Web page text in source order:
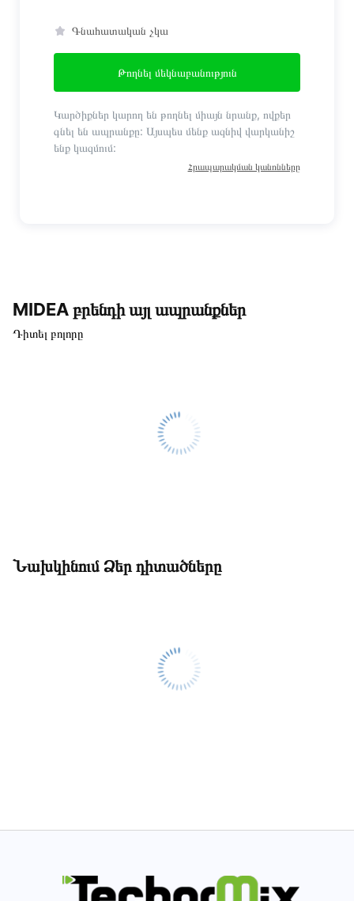
Գնահատական չկա
Թողնել մեկնաբանություն
Կարծիքներ կարող են թողնել միայն նրանք, ովքեր
գնել են ապրանքը: Այսպես մենք ազնիվ վարկանիշ
ենք կազմում:
Հրապարակման կանոնները
MIDEA բրենդի այլ ապրանքներ
Դիտել բոլորը
Նախկինում Ձեր դիտածները